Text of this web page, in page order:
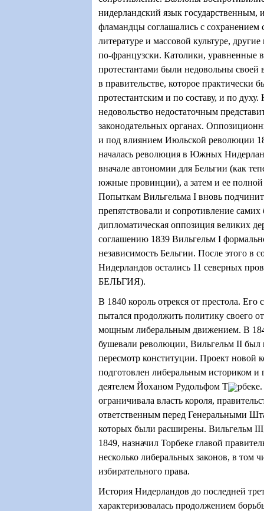
нидерландский язык государственным,
фламандцы соглашались с сохранением
литературе и массовой культуре,
по-французски. Католики, уравненные
протестантами были недовольны своей
в правительстве, которое практически
протестантским и по составу, и по
недовольство недостаточным
законодательных органах.
и под влиянием Июльской революции
началась революция в Южных
вначале автономии для Бельгии (как
южные провинции), а затем и ее полной
Попыткам Вильгельма I вновь
препятствовали и сопротивление самих
дипломатическая оппозиция великих
соглашению 1839 Вильгельм I
независимость Бельгии. После этого в
Нидерландов остались 11 северных
БЕЛЬГИЯ).
В 1840 король отрекся от престола.
пытался продолжить политику своего
мощным либеральным движением. В
бушевали революции, Вильгельм II был
пересмотр конституции. Проект новой
подготовлен либеральным историком и
деятелем Йоханом Рудольфом Т
ограничивала власть короля,
ответственным перед Генеральными
которых были расширены. Вильгельм
1849, назначил Торбеке главой
несколько либеральных законов, в том
избирательного права.
История Нидерландов до последней
характеризовалась продолжением